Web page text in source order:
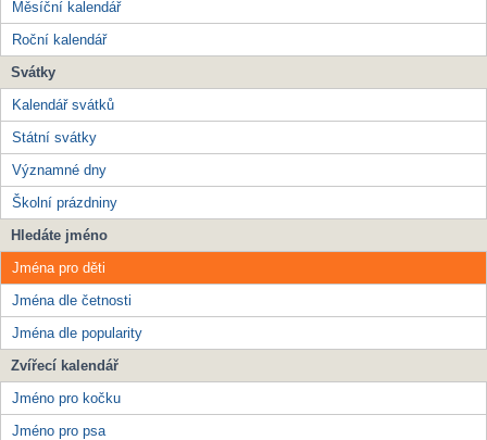
Měsíční kalendář
Roční kalendář
Svátky
Kalendář svátků
Státní svátky
Významné dny
Školní prázdniny
Hledáte jméno
Jména pro děti
Jména dle četnosti
Jména dle popularity
Zvířecí kalendář
Jméno pro kočku
Jméno pro psa